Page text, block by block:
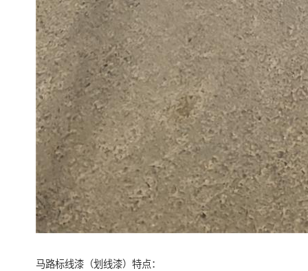
马路标线漆（划线漆）特点：